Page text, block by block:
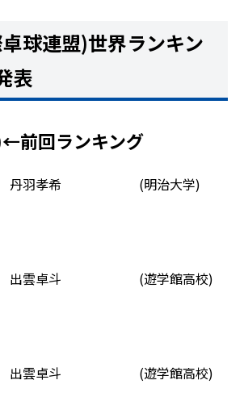
球連盟)世界ランキン
表
回ランキング
丹羽孝希 (明治大学)
出雲卓斗 (遊学館高校)
出雲卓斗 (遊学館高校)